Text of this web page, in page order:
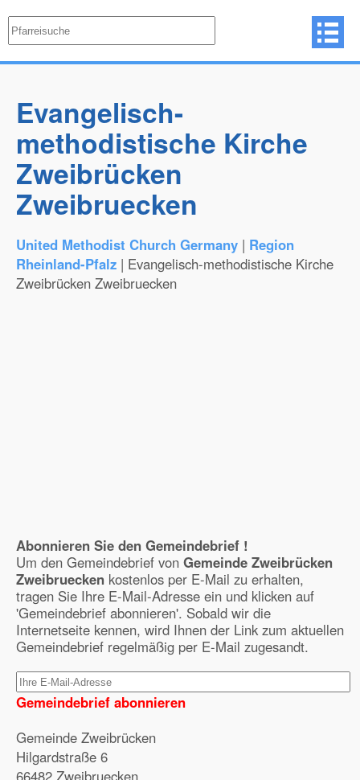
Evangelisch-
methodistische Kirche
Zweibrücken
Zweibruecken
United Methodist Church Germany | Region
Rheinland-Pfalz | Evangelisch-methodistische Kirche
Zweibrücken Zweibruecken
Abonnieren Sie den Gemeindebrief !
Um den Gemeindebrief von Gemeinde Zweibrücken
Zweibruecken kostenlos per E-Mail zu erhalten,
tragen Sie Ihre E-Mail-Adresse ein und klicken auf
'Gemeindebrief abonnieren'. Sobald wir die
Internetseite kennen, wird Ihnen der Link zum aktuellen
Gemeindebrief regelmäßig per E-Mail zugesandt.
Gemeindebrief abonnieren
Gemeinde Zweibrücken
Hilgardstraße 6
66482 Zweibruecken